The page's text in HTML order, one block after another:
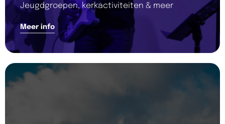
Jeugdgroepen, kerkactiviteiten & meer
Meer info